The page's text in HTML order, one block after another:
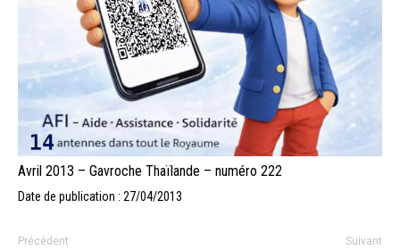
Avril 2013 – Gavroche Thaïlande – numéro 222
Date de publication : 27/04/2013
Précédent Suivant